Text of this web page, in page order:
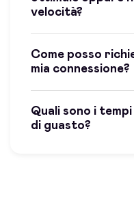
velocità?
Come posso
mia connessione?
Quali sono i
di guasto?